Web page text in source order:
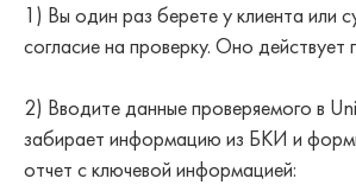
1) Вы один раз берете у клиента или
согласие на проверку. Оно действует
2) Вводите данные проверяемого в
забирает информацию из БКИ и
отчет с ключевой информацией: